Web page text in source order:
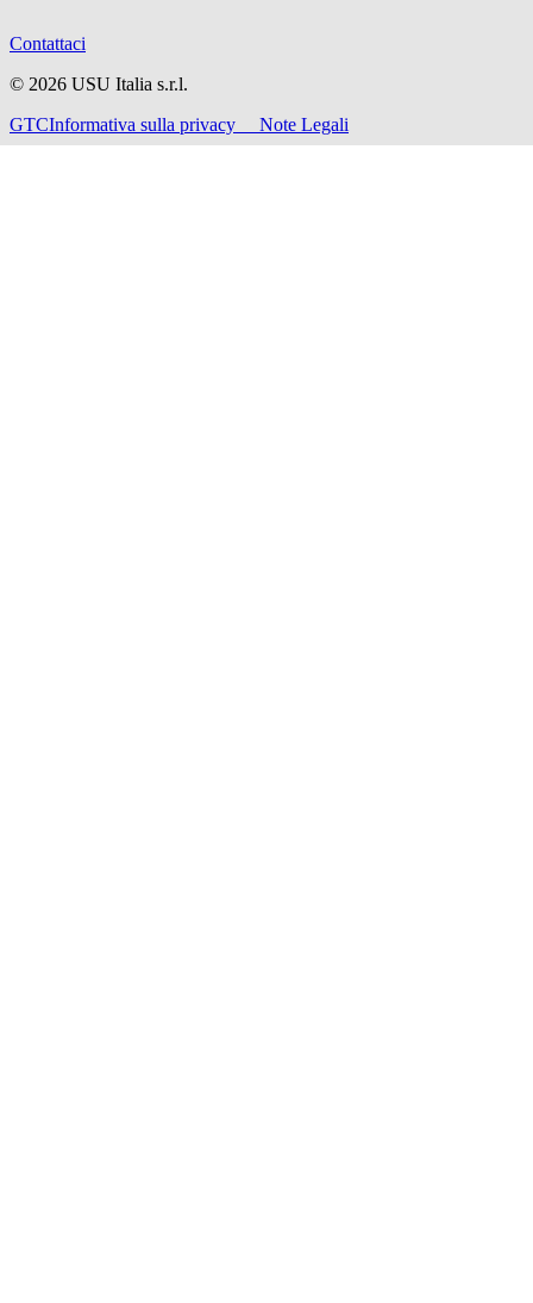
Contattaci
© 2026 USU Italia s.r.l.
GTCInformativa sulla privacy Note Legali